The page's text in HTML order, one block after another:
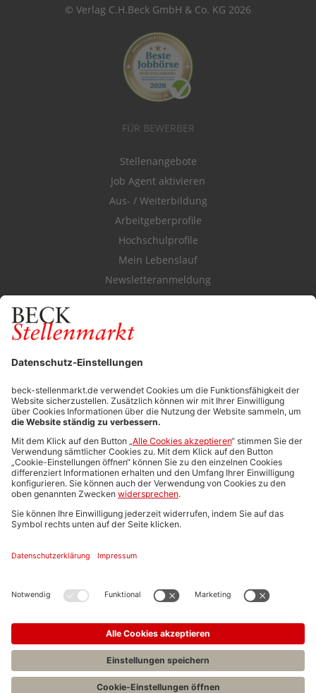
© Verlag C.H.Beck GmbH & Co. KG 2026
FÜR BEWERBER
Stellenangebote
Job Agent aktivieren
Aus- / Weiterbildung
Arbeitgeberprofile
Hochschulprofile
Mein Lebenslauf
Newsletteranmeldung
Durchsuchen Sie den Stellenkatalog
FÜR ARBEITGEBER
Stellenmarktpreise
Anzeigen-AGB
Media-Daten
Newsletteranmeldung
Produktübersicht
ALLGEMEIN
FAQs
Impressum
Stellenangebote C.H.BECK